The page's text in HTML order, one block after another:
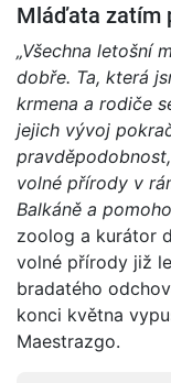
Mláďata zatím
„Všechna letošní
dobře. Ta, která
krmena a rodiče
jejich vývoj
volné přírody v
Balkáně a
zoolog a kurátor
volné přírody již
bradatého
konci května
Maestrazgo.